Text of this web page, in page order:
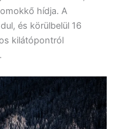
hídja. A
és körülbelül 16
kilátópontról